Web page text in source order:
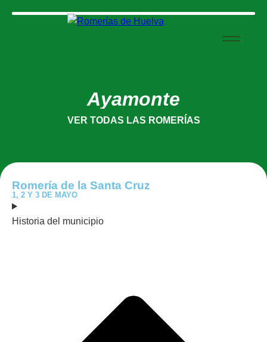
Ayamonte
VER TODAS LAS ROMERÍAS
Romería de la Santa Cruz
1, 2 Y 3 DE MAYO
Historia del municipio